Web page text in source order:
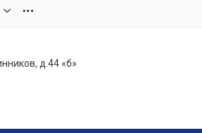
д.44 «б»